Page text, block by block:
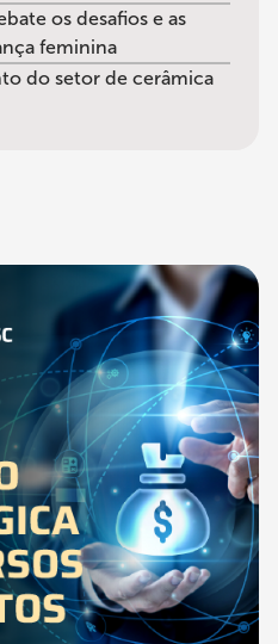
os desafios e as
feminina
do setor de cerâmica